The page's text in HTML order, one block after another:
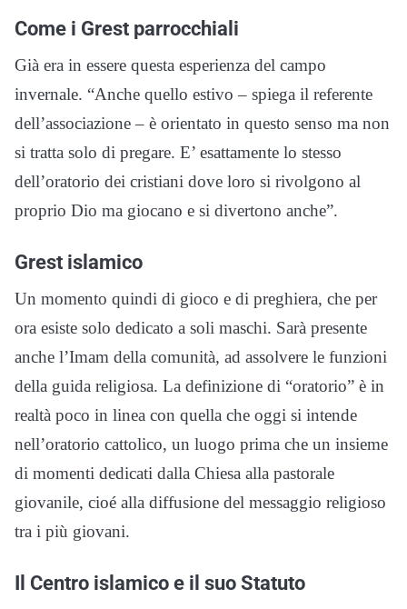
Come i Grest parrocchiali
Già era in essere questa esperienza del campo
invernale. “Anche quello estivo – spiega il referente
dell’associazione – è orientato in questo senso ma non
si tratta solo di pregare. E’ esattamente lo stesso
dell’oratorio dei cristiani dove loro si rivolgono al
proprio Dio ma giocano e si divertono anche”.
Grest islamico
Un momento quindi di gioco e di preghiera, che per
ora esiste solo dedicato a soli maschi. Sarà presente
anche l’Imam della comunità, ad assolvere le funzioni
della guida religiosa. La definizione di “oratorio” è in
realtà poco in linea con quella che oggi si intende
nell’oratorio cattolico, un luogo prima che un insieme
di momenti dedicati dalla Chiesa alla pastorale
giovanile, cioé alla diffusione del messaggio religioso
tra i più giovani.
Il Centro islamico e il suo Statuto